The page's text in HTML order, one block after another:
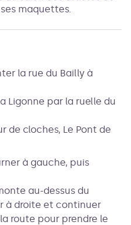
maquettes.
la rue du Bailly à
Ligonne par la ruelle du
de cloches, Le Pont de
à gauche, puis
au-dessus du
à droite et continuer
route pour prendre le